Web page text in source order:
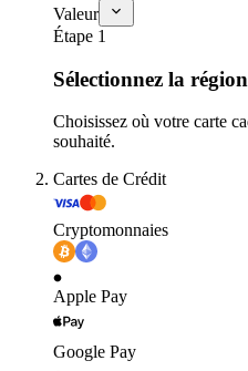
Valeur
Étape 1
Sélectionnez la
Choisissez où votre carte
souhaité.
Cartes de Crédit
Cryptomonnaies
Apple Pay
Google Pay